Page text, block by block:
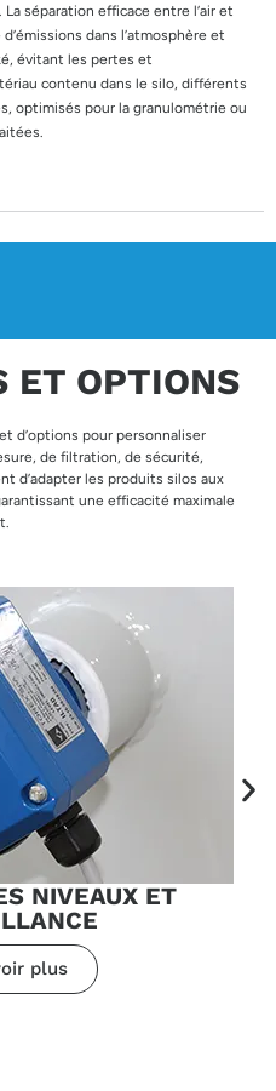
séparation efficace entre l’air et
dans l’atmosphère et
évitant les pertes et
contenu dans le silo, différents
optimisés pour la granulométrie ou
ET OPTIONS
d’options pour personnaliser
de filtration, de sécurité,
d’adapter les produits silos aux
une efficacité maximale
NIVEAUX ET
plus